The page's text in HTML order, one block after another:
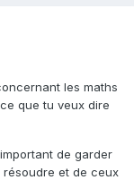
les maths
que tu veux dire
de garder
et de ceux